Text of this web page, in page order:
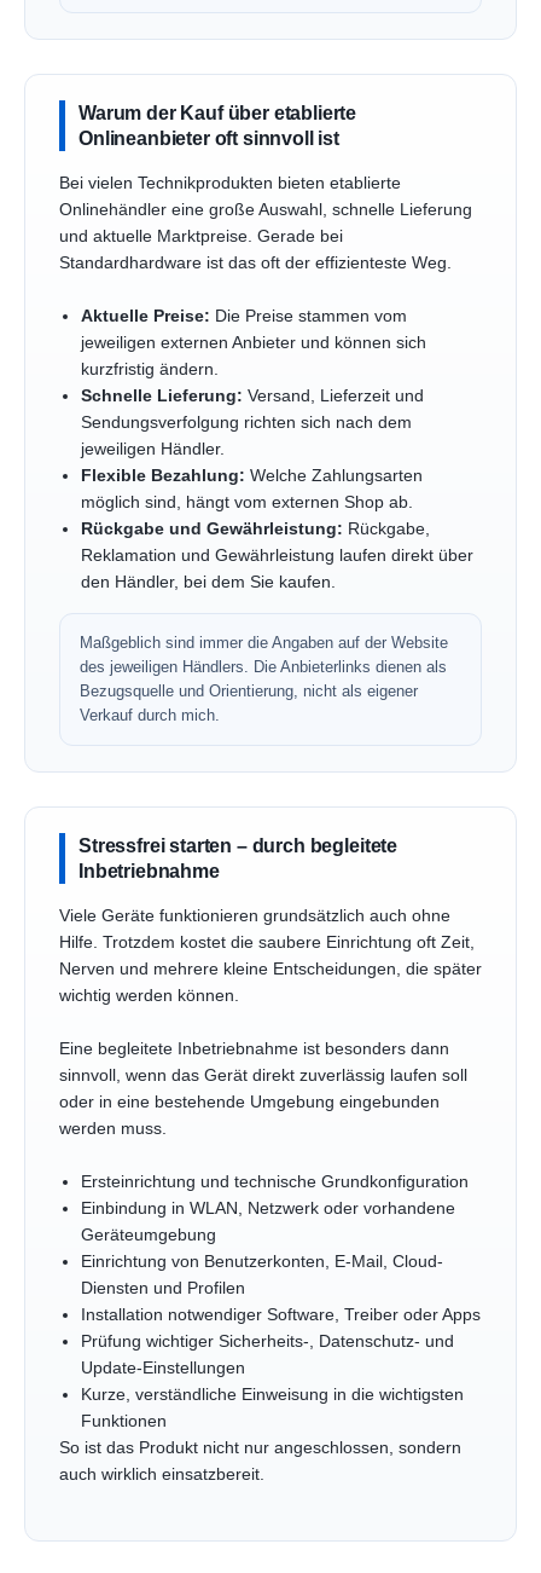
Warum der Kauf über etablierte
Onlineanbieter oft sinnvoll ist
Bei vielen Technikprodukten bieten etablierte
Onlinehändler eine große Auswahl, schnelle Lieferung
und aktuelle Marktpreise. Gerade bei
Standardhardware ist das oft der effizienteste Weg.
Aktuelle Preise: Die Preise stammen vom
jeweiligen externen Anbieter und können sich
kurzfristig ändern.
Schnelle Lieferung: Versand, Lieferzeit und
Sendungsverfolgung richten sich nach dem
jeweiligen Händler.
Flexible Bezahlung: Welche Zahlungsarten
möglich sind, hängt vom externen Shop ab.
Rückgabe und Gewährleistung: Rückgabe,
Reklamation und Gewährleistung laufen direkt über
den Händler, bei dem Sie kaufen.
Maßgeblich sind immer die Angaben auf der Website
des jeweiligen Händlers. Die Anbieterlinks dienen als
Bezugsquelle und Orientierung, nicht als eigener
Verkauf durch mich.
Stressfrei starten – durch begleitete
Inbetriebnahme
Viele Geräte funktionieren grundsätzlich auch ohne
Hilfe. Trotzdem kostet die saubere Einrichtung oft Zeit,
Nerven und mehrere kleine Entscheidungen, die später
wichtig werden können.
Eine begleitete Inbetriebnahme ist besonders dann
sinnvoll, wenn das Gerät direkt zuverlässig laufen soll
oder in eine bestehende Umgebung eingebunden
werden muss.
Ersteinrichtung und technische Grundkonfiguration
Einbindung in WLAN, Netzwerk oder vorhandene
Geräteumgebung
Einrichtung von Benutzerkonten, E-Mail, Cloud-
Diensten und Profilen
Installation notwendiger Software, Treiber oder Apps
Prüfung wichtiger Sicherheits-, Datenschutz- und
Update-Einstellungen
Kurze, verständliche Einweisung in die wichtigsten
Funktionen
So ist das Produkt nicht nur angeschlossen, sondern
auch wirklich einsatzbereit.